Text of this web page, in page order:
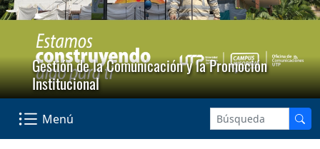
Gestión de la Comunicación y la Promoción
Institucional
Menú